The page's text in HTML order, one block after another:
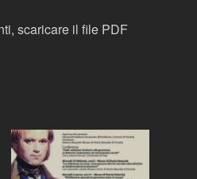
scaricare il file PDF